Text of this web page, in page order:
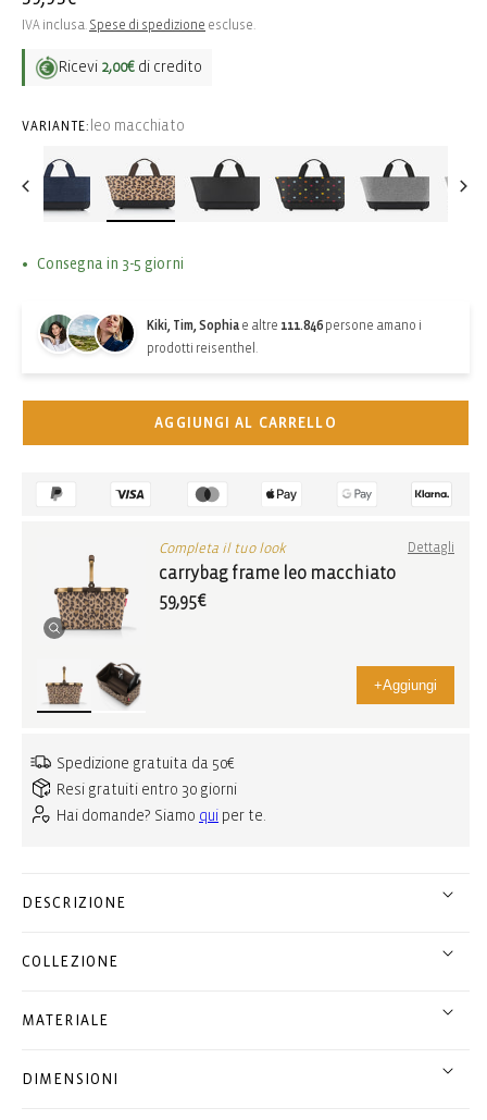
di
listino
IVA inclusa. Spese di spedizione escluse.
Ricevi 2,00€ di credito
VARIANTE: leo macchiato
Consegna in 3-5 giorni
Kiki, Tim, Sophia e altre 111.846 persone amano i
prodotti reisenthel.
AGGIUNGI AL CARRELLO
Completa il tuo look Dettagli
carrybag frame leo macchiato
59,95€
+Aggiungi
Spedizione gratuita da 50€
Resi gratuiti entro 30 giorni
Hai domande? Siamo qui per te.
DESCRIZIONE
COLLEZIONE
MATERIALE
DIMENSIONI